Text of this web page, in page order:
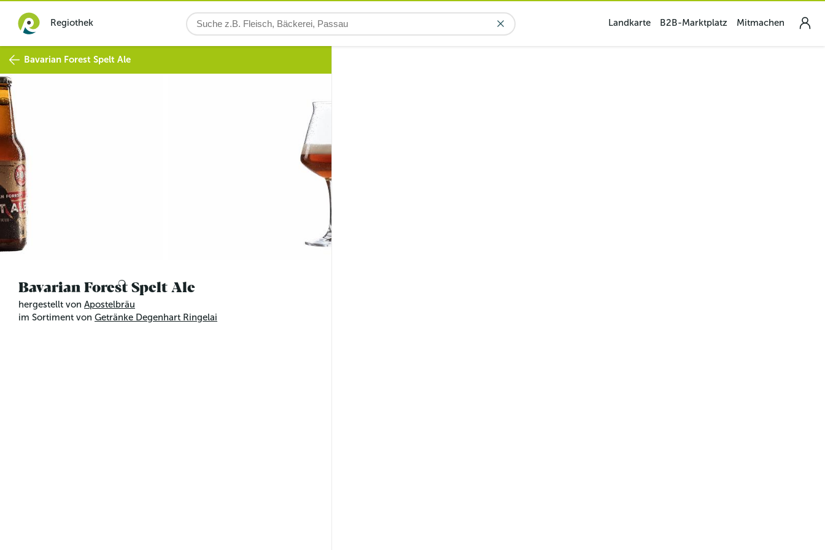
Regiothek Landkarte B2B-Marktplatz Mitmachen
Bavarian Forest Spelt Ale
Bavarian Forest Spelt Ale
hergestellt von Apostelbräu
im Sortiment von Getränke Degenhart Ringelai